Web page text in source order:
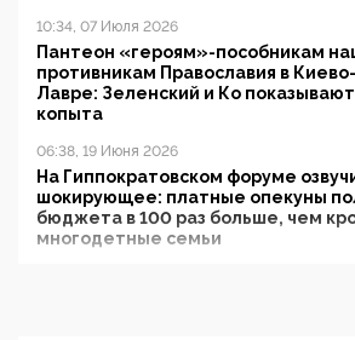
10:34, 07 Июля 2026
Пантеон «героям»-пособникам
противникам Православия в
Лавре: Зеленский и Ко
копыта
06:38, 19 Июня 2026
На Гиппократовском форуме
шокирующее: платные опекуны
бюджета в 100 раз больше, чем
многодетные семьи